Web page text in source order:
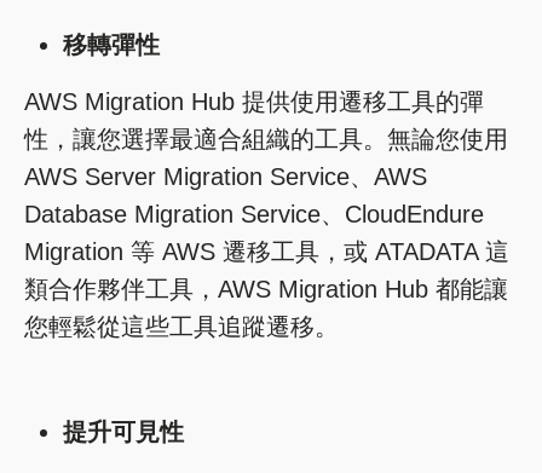
移轉彈性
AWS Migration Hub 提供使用遷移工具的彈
性，讓您選擇最適合組織的工具。無論您使用
AWS Server Migration Service、AWS
Database Migration Service、CloudEndure
Migration 等 AWS 遷移工具，或 ATADATA 這
類合作夥伴工具，AWS Migration Hub 都能讓
您輕鬆從這些工具追蹤遷移。
提升可見性